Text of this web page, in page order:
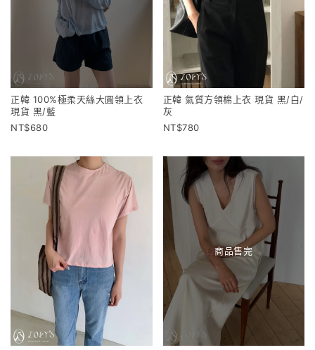
正韓 100%極柔天絲大圓領上衣
現貨 黑/藍
680
正韓 氣質方領棉上衣 現貨 黑/白/
灰
780
商品售完